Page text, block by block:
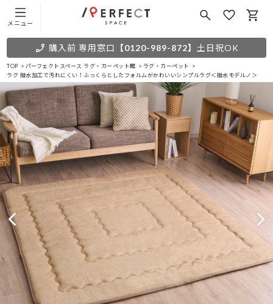
メニュー
購入前 専用窓口 【0120-989-872】 土日祝OK
TOP パーフェクトスペース ラグ・カーペット館
ラグ・カーペット
ラグ 撥水加工で汚れにくい！ふっくらとしたフォルムがかわいいシンプルラグ＜撥水モデルノ＞